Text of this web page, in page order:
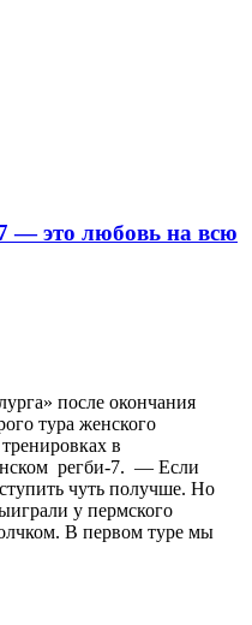
— это любовь на всю
после окончания
тура женского
в
регби-7. — Если
чуть получше. Но
у пермского
В первом туре мы